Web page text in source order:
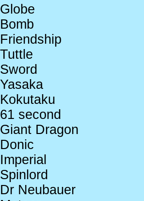
Globe
Bomb
Friendship
Tuttle
Sword
Yasaka
Kokutaku
61 second
Giant Dragon
Donic
Imperial
Spinlord
Dr Neubauer